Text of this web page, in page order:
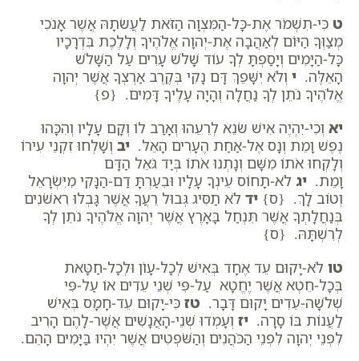
ט כִּי-תִשְׁמֹר אֶת-כָּל-הַמִּצְוָה הַזֹּאת לַעֲשֹׂתָהּ אֲשֶׁר אָנֹכִי
מְצַוְּךָ הַיּוֹם לְאַהֲבָה אֶת-יְהוָה אֱלֹהֶיךָ וְלָלֶכֶת בִּדְרָכָיו
כָּל-הַיָּמִים וְיָסַפְתָּ לְךָ עוֹד שָׁלֹשׁ עָרִים עַל הַשָּׁלֹשׁ
הָאֵלֶּה. י וְלֹא יִשָּׁפֵךְ דָּם נָקִי בְּקֶרֶב אַרְצְךָ אֲשֶׁר יְהוָה
אֱלֹהֶיךָ נֹתֵן לְךָ נַחֲלָה וְהָיָה עָלֶיךָ דָּמִים. {פ}
יא וְכִי-יִהְיֶה אִישׁ שֹׂנֵא לְרֵעֵהוּ וְאָרַב לוֹ וְקָם עָלָיו וְהִכָּהוּ
נֶפֶשׁ וָמֵת וְנָס אֶל-אַחַת הֶעָרִים הָאֵל. יב וְשָׁלְחוּ זִקְנֵי עִירוֹ
וְלָקְחוּ אֹתוֹ מִשָּׁם וְנָתְנוּ אֹתוֹ בְּיַד גֹּאֵל הַדָּם
וָמֵת. יג לֹא-תָחוֹס עֵינְךָ עָלָיו וּבִעַרְתָּ דַם-הַנָּקִי מִיִּשְׂרָאֵל
וְטוֹב לָךְ. {ס} יד לֹא תַסִּיג גְּבוּל רֵעֲךָ אֲשֶׁר גָּבְלוּ רִאשֹׁנִים
בְּנַחֲלָתְךָ אֲשֶׁר תִּנְחַל בָּאָרֶץ אֲשֶׁר יְהוָה אֱלֹהֶיךָ נֹתֵן לְךָ
לְרִשְׁתָּהּ. {ס}
טו לֹא-יָקוּם עֵד אֶחָד בְּאִישׁ לְכָל-עָו‍ֹן וּלְכָל-חַטָּאת
בְּכָל-חֵטְא אֲשֶׁר יֶחֱטָא עַל-פִּי שְׁנֵי עֵדִים אוֹ עַל-פִּי
שְׁלֹשָׁה-עֵדִים יָקוּם דָּבָר. טז כִּי-יָקוּם עֵד-חָמָס בְּאִישׁ
לַעֲנוֹת בּוֹ סָרָה. יז וְעָמְדוּ שְׁנֵי-הָאֲנָשִׁים אֲשֶׁר-לָהֶם הָרִיב
לִפְנֵי יְהוָה לִפְנֵי הַכֹּהֲנִים וְהַשֹּׁפְטִים אֲשֶׁר יִהְיוּ בַּיָּמִים הָהֵם.